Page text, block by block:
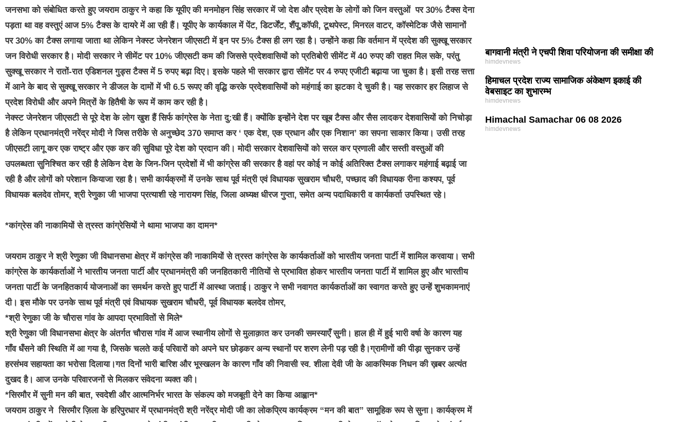
जनसभा को संबोधित करते हुए जयराम ठाकुर ने कहा कि यूपीए की मनमोहन सिंह सरकार में जो देश और प्रदेश के लोगों को जिन वस्तुओं पर 30% टैक्स देना
पड़ता था वह वस्तुएं आज 5% टैक्स के दायरे में आ रही हैं। यूपीए के कार्यकाल में पेंट, डिटर्जेंट, शैंपू,कॉफी, टूथपेस्ट, मिनरल वाटर, कॉस्मेटिक जैसे सामानों
पर 30% का टैक्स लगाया जाता था लेकिन नेक्स्ट जेनरेशन जीएसटी में इन पर 5% टैक्स ही लग रहा है। उन्होंने कहा कि वर्तमान में प्रदेश की सुक्खू सरकार
जन विरोधी सरकार है। मोदी सरकार ने सीमेंट पर 10% जीएसटी कम की जिससे प्रदेशवासियों को प्रतिबोरी सीमेंट में 40 रुपए की राहत मिल सके, परंतु
सुक्खू सरकार ने रातों-रात एडिशनल गुड्स टैक्स में 5 रुपए बढ़ा दिए। इसके पहले भी सरकार द्वारा सीमेंट पर 4 रुपए एजीटी बढ़ाया जा चुका है। इसी तरह सत्ता
में आने के बाद से सुक्खू सरकार ने डीजल के दामों में भी 6.5 रूपए की वृद्धि करके प्रदेशवासियों को महंगाई का झटका दे चुकी है। यह सरकार हर लिहाज से
प्रदेश विरोधी और अपने मित्रों के हितैषी के रूप में काम कर रही है।
नेक्स्ट जेनरेशन जीएसटी से पूरे देश के लोग खुश हैं सिर्फ कांग्रेस के नेता दु:खी हैं। क्योंकि इन्होंने देश पर खूब टैक्स और सैस लादकर देशवासियों को निचोड़ा
है लेकिन प्रधानमंत्री नरेंद्र मोदी ने जिस तरीके से अनुच्छेद 370 समाप्त कर ‘ एक देश, एक प्रधान और एक निशान’ का सपना साकार किया। उसी तरह
जीएसटी लागू कर एक राष्ट्र और एक कर की सुविधा पूरे देश को प्रदान की। मोदी सरकार देशवासियों को सरल कर प्रणाली और सस्ती वस्तुओं की
उपलब्धता सुनिश्चित कर रही है लेकिन देश के जिन-जिन प्रदेशों में भी कांग्रेस की सरकार है वहां पर कोई न कोई अतिरिक्त टैक्स लगाकर महंगाई बढ़ाई जा
रही है और लोगों को परेशान कियाजा रहा है। सभी कार्यक्रमों में उनके साथ पूर्व मंत्री एवं विधायक सुखराम चौधरी, पच्छाद की विधायक रीना कश्यप, पूर्व
विधायक बलदेव तोमर, श्री रेणुका जी भाजपा प्रत्याशी रहे नारायण सिंह, जिला अध्यक्ष धीरज गुप्ता, समेत अन्य पदाधिकारी व कार्यकर्ता उपस्थित रहे।
*कांग्रेस की नाकामियों से त्रस्त कांग्रेसियों ने थामा भाजपा का दामन*
जयराम ठाकुर ने श्री रेणुका जी विधानसभा क्षेत्र में कांग्रेस की नाकामियों से त्रस्त कांग्रेस के कार्यकर्ताओं को भारतीय जनता पार्टी में शामिल करवाया। सभी
कांग्रेस के कार्यकर्ताओं ने भारतीय जनता पार्टी और प्रधानमंत्री की जनहितकारी नीतियों से प्रभावित होकर भारतीय जनता पार्टी में शामिल हुए और भारतीय
जनता पार्टी के जनहितकार्य योजनाओं का समर्थन करते हुए पार्टी में आस्था जताई। ठाकुर ने सभी नवागत कार्यकर्ताओं का स्वागत करते हुए उन्हें शुभकामनाएं
दी। इस मौके पर उनके साथ पूर्व मंत्री एवं विधायक सुखराम चौधरी, पूर्व विधायक बलदेव तोमर,
*श्री रेणुका जी के चौरास गांव के आपदा प्रभावितों से मिले*
श्री रेणुका जी विधानसभा क्षेत्र के अंतर्गत चौरास गांव में आज स्थानीय लोगों से मुलाक़ात कर उनकी समस्याएँ सुनी। हाल ही में हुई भारी वर्षा के कारण यह
गाँव धँसने की स्थिति में आ गया है, जिसके चलते कई परिवारों को अपने घर छोड़कर अन्य स्थानों पर शरण लेनी पड़ रही है।ग्रामीणों की पीड़ा सुनकर उन्हें
हरसंभव सहायता का भरोसा दिलाया।गत दिनों भारी बारिश और भूस्खलन के कारण गाँव की निवासी स्व. शीला देवी जी के आकस्मिक निधन की ख़बर अत्यंत
दुखद है। आज उनके परिवारजनों से मिलकर संवेदना व्यक्त की।
*सिरमौर में सुनी मन की बात, स्वदेशी और आत्मनिर्भर भारत के संकल्प को मजबूती देने का किया आह्वान*
जयराम ठाकुर ने सिरमौर ज़िला के हरिपुरधार में प्रधानमंत्री श्री नरेंद्र मोदी जी का लोकप्रिय कार्यक्रम “मन की बात” सामूहिक रूप से सुना। कार्यक्रम में
बागवानी मंत्री ने एचपी शिवा परियोजना की समीक्षा की
himdevnews
हिमाचल प्रदेश राज्य सामाजिक अंकेक्षण इकाई की
वेबसाइट का शुभारम्भ
himdevnews
Himachal Samachar 06 08 2026
himdevnews